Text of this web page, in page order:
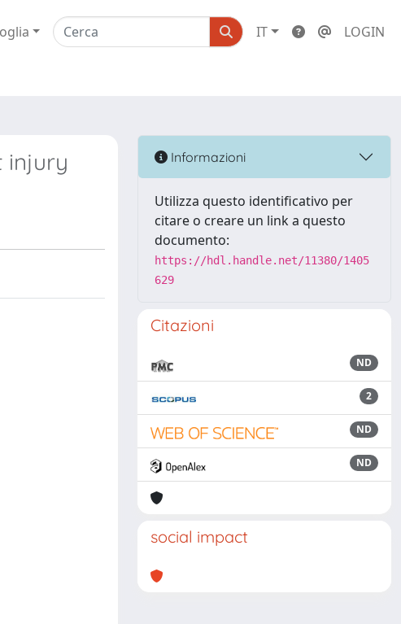
IT LOGIN
injury Informazioni
Utilizza questo identificativo per
citare o creare un link a questo
documento:
https://hdl.handle.net/11380/1405
629
Citazioni
ND
2
ND
ND
social impact